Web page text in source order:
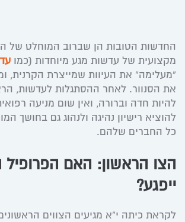
החדשות הטובות הן שברוב המוחלט של
מקצועית של עדשות מגע מיוחדות (כמו
“מעלימה” את העיוות שמייצרת הקרנית,
את הסנוור. לאחר ההסתגלות לעדשות,
להיות חדה וברורה, ואין שום מניעה
להוציא רישיון נהיגה ולנהוג גם בחושך
כל החברים שלהם.
הצו הראשון: האם הפרופיל
ייפגע?
לקראת כיתה י”א מגיעים הצווים